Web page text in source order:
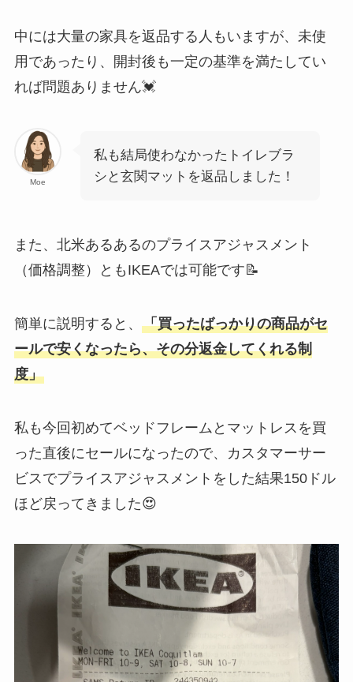
中には大量の家具を返品する人もいますが、未使
用であったり、開封後も一定の基準を満たしてい
れば問題ありません💓
Moe
私も結局使わなかったトイレブラ
シと玄関マットを返品しました！
また、北米あるあるのプライスアジャスメント
（価格調整）ともIKEAでは可能です📝
簡単に説明すると、 「買ったばっかりの商品がセ
ールで安くなったら、その分返金してくれる制
度」
私も今回初めてベッドフレームとマットレスを買
った直後にセールになったので、カスタマーサー
ビスでプライスアジャスメントをした結果150ドル
ほど戻ってきました😍